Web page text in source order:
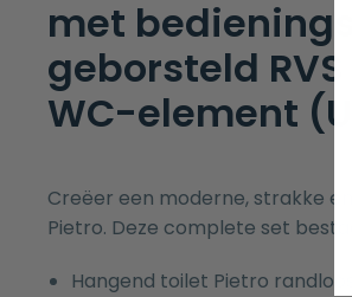
met
geborsteld
WC-element
Creëer een moderne, strakke
Pietro. Deze complete set
Hangend toilet Pietro